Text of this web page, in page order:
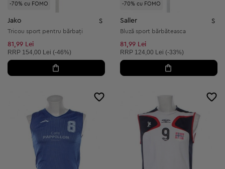
-70% cu FOMO
Jako S
Tricou sport pentru bărbați
81,99 Lei
Preț recomandat:
RRP 154,00 Lei (-46%)
-70% cu FOMO
Saller S
Bluză sport bărbăteasca
81,99 Lei
Preț recomandat:
RRP 124,00 Lei (-33%)